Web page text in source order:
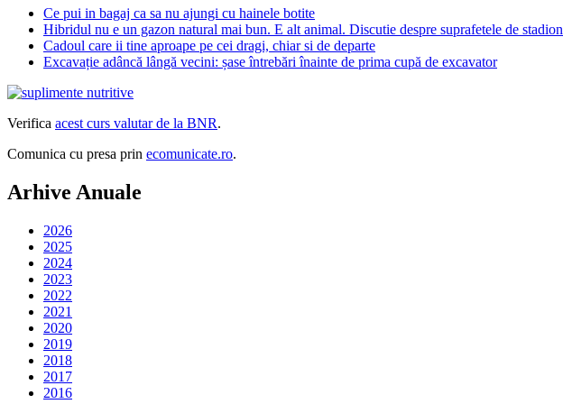
Ce pui in bagaj ca sa nu ajungi cu hainele botite
Hibridul nu e un gazon natural mai bun. E alt animal. Discutie despre suprafetele de stadion
Cadoul care ii tine aproape pe cei dragi, chiar si de departe
Excavație adâncă lângă vecini: șase întrebări înainte de prima cupă de excavator
Verifica acest curs valutar de la BNR.
Comunica cu presa prin ecomunicate.ro.
Arhive Anuale
2026
2025
2024
2023
2022
2021
2020
2019
2018
2017
2016